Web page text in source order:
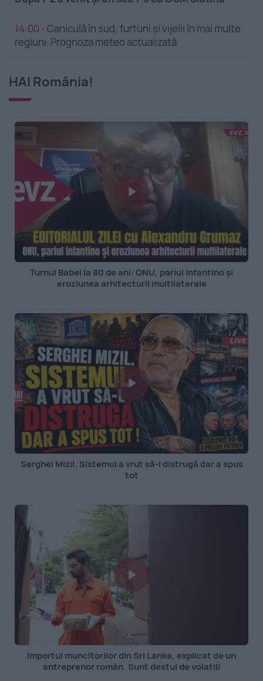
14:00 -Caniculă în sud, furtuni și vijelii în mai multe
regiuni. Prognoza meteo actualizată
HAI România!
Turnul Babel la 80 de ani: ONU, pariul Infantino și
eroziunea arhitecturii multilaterale
Serghei Mizil. Sistemul a vrut să-l distrugă dar a spus
tot
Importul muncitorilor din Sri Lanka, explicat de un
antreprenor român. Sunt destul de volatili